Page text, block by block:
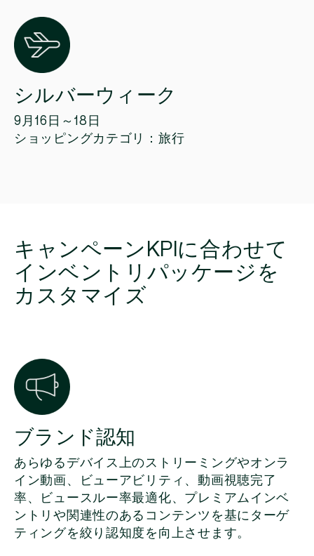
シルバーウィーク
9月16日～18日
ショッピングカテゴリ：旅行
キャンペーンKPIに合わせて
インベントリパッケージを
カスタマイズ
ブランド認知
あらゆるデバイス上のストリーミングやオンラ
イン動画、ビューアビリティ、動画視聴完了
率、ビュースルー率最適化、プレミアムインベ
ントリや関連性のあるコンテンツを基にターゲ
ティングを絞り認知度を向上させます。